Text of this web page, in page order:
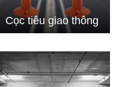
Cọc tiêu giao thông